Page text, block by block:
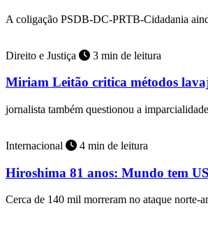
A coligação PSDB-DC-PRTB-Cidadania
Direito e Justiça 3 min de leitura
Miriam Leitão critica métodos
jornalista também questionou a
Internacional 4 min de leitura
Hiroshima 81 anos: Mundo tem
Cerca de 140 mil morreram no ataque norte-